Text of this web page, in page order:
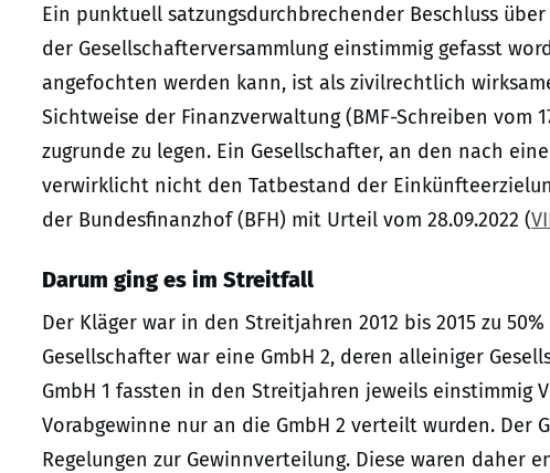
Ein punktuell satzungsdurchbrechender Beschluss
der Gesellschafterversammlung einstimmig gefasst
angefochten werden kann, ist als zivilrechtlich
Sichtweise der Finanzverwaltung (BMF-Schreiben vom
zugrunde zu legen. Ein Gesellschafter, an den nach
verwirklicht nicht den Tatbestand der
der Bundesfinanzhof (BFH) mit Urteil vom 28.09.2022 (
Darum ging es im Streitfall
Der Kläger war in den Streitjahren 2012 bis 2015 zu
Gesellschafter war eine GmbH 2, deren alleiniger
GmbH 1 fassten in den Streitjahren jeweils einstimmig
Vorabgewinne nur an die GmbH 2 verteilt wurden. Der
Regelungen zur Gewinnverteilung. Diese waren daher